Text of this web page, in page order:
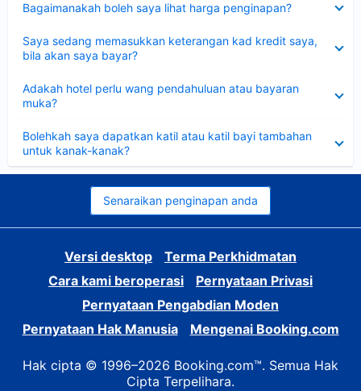
Bagaimanakah boleh saya lihat harga penginapan?
Saya sedang memasukkan keterangan kad kredit saya,
bila akan saya bayar?
Adakah hotel perlu wang pendahuluan atau bayaran
muka?
Bolehkah saya dapatkan katil atau katil bayi tambahan
untuk kanak-kanak?
Senaraikan penginapan anda
Versi desktop
Terma Perkhidmatan
Cara kami beroperasi
Pernyataan Privasi
Pernyataan Pengabdian Moden
Pernyataan Hak Manusia
Mengenai Booking.com
Hak cipta © 1996–2026 Booking.com™. Semua Hak
Cipta Terpelihara.